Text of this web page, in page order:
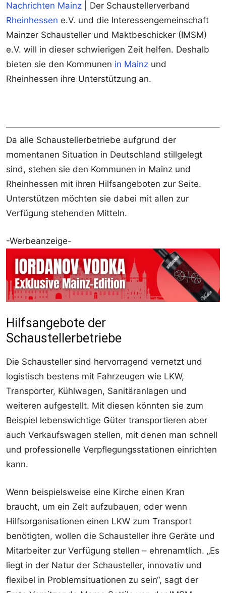
Nachrichten Mainz | Der Schaustellerverband
Rheinhessen e.V. und die Interessengemeinschaft
Mainzer Schausteller und Maktbeschicker (IMSM)
e.V. will in dieser schwierigen Zeit helfen. Deshalb
bieten sie den Kommunen in Mainz und
Rheinhessen ihre Unterstützung an.
Da alle Schaustellerbetriebe aufgrund der
momentanen Situation in Deutschland stillgelegt
sind, stehen sie den Kommunen in Mainz und
Rheinhessen mit ihren Hilfsangeboten zur Seite.
Unterstützen möchten sie dabei mit allen zur
Verfügung stehenden Mitteln.
-Werbeanzeige-
Hilfsangebote der
Schaustellerbetriebe
Die Schausteller sind hervorragend vernetzt und
logistisch bestens mit Fahrzeugen wie LKW,
Transporter, Kühlwagen, Sanitäranlagen und
weiteren aufgestellt. Mit diesen könnten sie zum
Beispiel lebenswichtige Güter transportieren aber
auch Verkaufswagen stellen, mit denen man schnell
und professionelle Verpflegungsstationen einrichten
kann.
Wenn beispielsweise eine Kirche einen Kran
braucht, um ein Zelt aufzubauen, oder wenn
Hilfsorganisationen einen LKW zum Transport
benötigten, wollen die Schausteller ihre Geräte und
Mitarbeiter zur Verfügung stellen – ehrenamtlich. „Es
liegt in der Natur der Schausteller, innovativ und
flexibel in Problemsituationen zu sein“, sagt der